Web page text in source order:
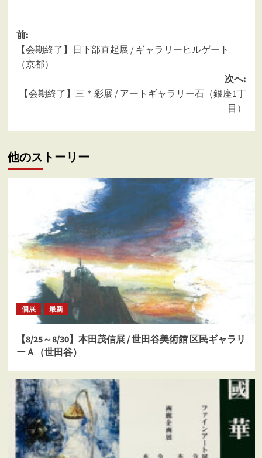
投
稿
ナ
ビ
ー
シ
ョ
前:
【会期終了】日下部直起展 / ギャラリーヒルゲート
（京都）
次へ:
【会期終了】三＊彩展 / アートギャラリー石（銀座1丁
目）
他のストーリー
個展 最新
【8/25～8/30】本田茂信展 / 世田谷美術館 区民ギャラリ
ーＡ（世田谷）